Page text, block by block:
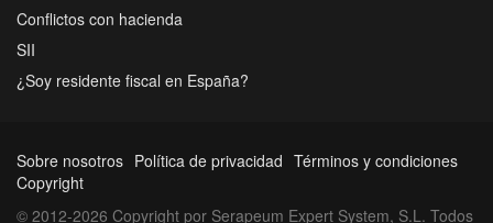
Conflictos con hacienda
SII
¿Soy residente fiscal en España?
Sobre nosotros Política de privacidad Términos y condiciones
Copyright
© 2012-2026 Copyright por Serapeum Expert System, S.L. Todos